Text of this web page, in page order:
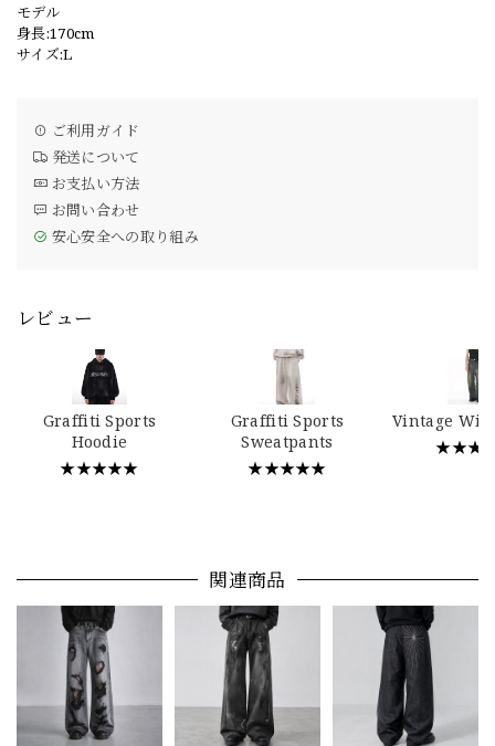
モデル
身長:170cm
サイズ:L
ご利用ガイド
発送について
お支払い方法
お問い合わせ
安心安全への取り組み
レビュー
Graffiti Sports
Hoodie
★★★★★
Graffiti Sports
Sweatpants
★★★★★
Vintage
関連商品